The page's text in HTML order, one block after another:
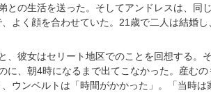
との生活を送った。そしてアンドレスは、同
よく顔を合わせていた。21歳で二人は結婚し
、彼女はセリート地区でのことを回想する。
に、朝4時になるまで出てこなかった。産む
ウンベルトは「時間がかかった」。「当時